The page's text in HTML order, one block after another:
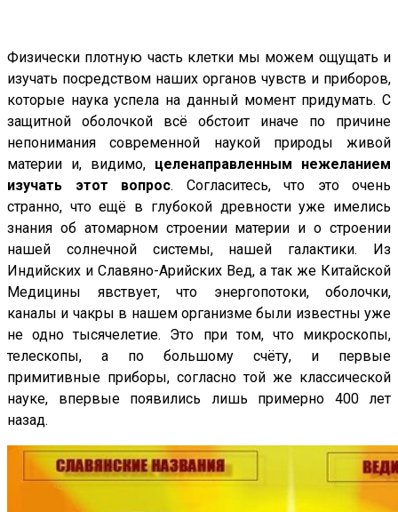
Физически плотную часть клетки мы можем ощущать и
изучать посредством наших органов чувств и приборов,
которые наука успела на данный момент придумать. С
защитной оболочкой всё обстоит иначе по причине
непонимания современной наукой природы живой
материи и, видимо, целенаправленным нежеланием
изучать этот вопрос. Согласитесь, что это очень
странно, что ещё в глубокой древности уже имелись
знания об атомарном строении материи и о строении
нашей солнечной системы, нашей галактики. Из
Индийских и Славяно-Арийских Вед, а так же Китайской
Медицины явствует, что энергопотоки, оболочки,
каналы и чакры в нашем организме были известны уже
не одно тысячелетие. Это при том, что микроскопы,
телескопы, а по большому счёту, и первые
примитивные приборы, согласно той же классической
науке, впервые появились лишь примерно 400 лет
назад.